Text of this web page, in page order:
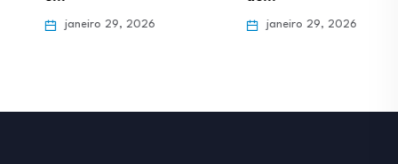
janeiro 29, 2026 janeiro 29, 2026